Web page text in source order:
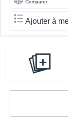
Comparer
Ajouter à